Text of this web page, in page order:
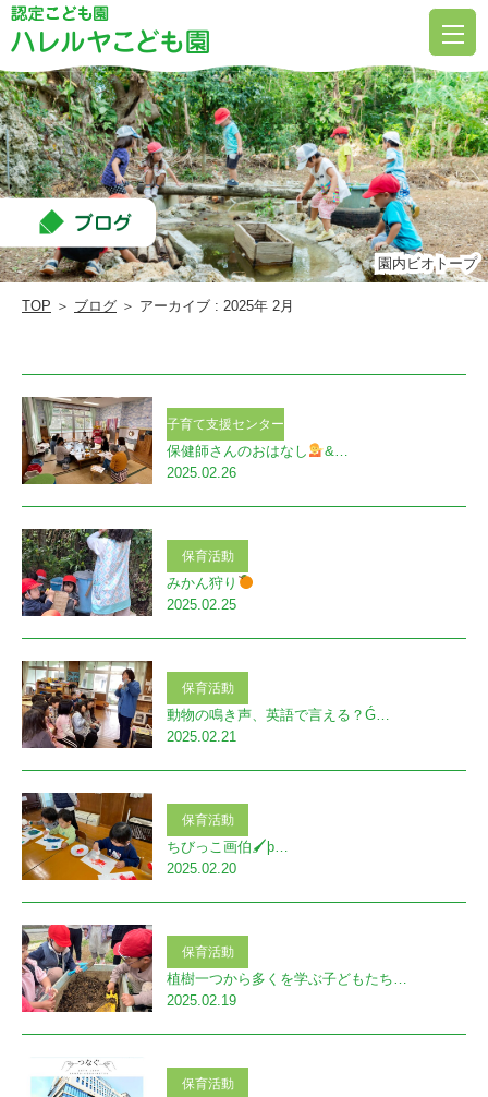
2
月
|
ハ
レ
ル
ヤ
こ
も
園
園内ビオトープ
園内ビオトープ
TOP ＞ ブログ ＞ アーカイブ : 2025年 2月
子育て支援センター
保健師さんのおはなし
&…
2025.02.26
保育活動
みかん狩り
2025.02.25
保育活動
動物の鳴き声、英語で言える？Ǵ…
2025.02.21
保育活動
ちびっこ画伯🖌þ…
2025.02.20
保育活動
植樹一つから多くを学ぶ子どもたち…
2025.02.19
保育活動